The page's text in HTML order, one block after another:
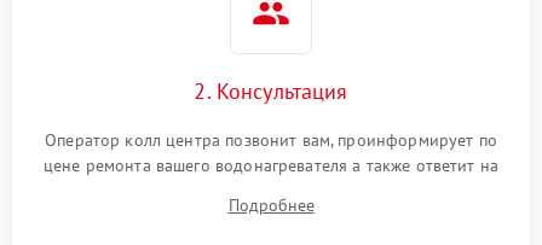
2. Консультация
Оператор колл центра позвонит вам, проинформирует по
цене ремонта вашего водонагревателя а также ответит на
Подробнее